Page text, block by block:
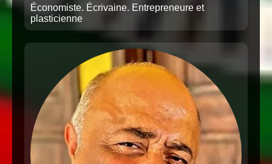
Économiste. Écrivaine. Entrepreneure et
plasticienne